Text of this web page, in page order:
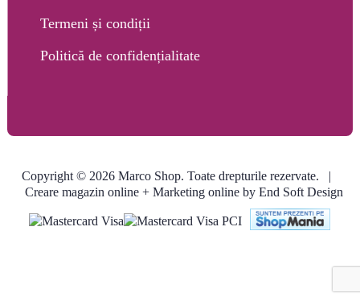
Termeni și condiții
Politică de confidențialitate
Copyright © 2026 Marco Shop. Toate drepturile rezervate. |
Creare magazin online+ Marketing online by End Soft Design